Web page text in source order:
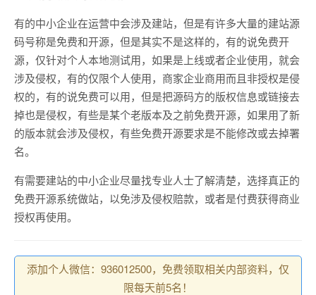
有的中小企业在运营中会涉及建站，但是有许多大量的建站源
码号称是免费和开源，但是其实不是这样的，有的说免费开
源，仅针对个人本地测试用，如果是上线或者企业使用，就会
涉及侵权，有的仅限个人使用，商家企业商用而且非授权是侵
权的，有的说免费可以用，但是把源码方的版权信息或链接去
掉也是侵权，有些是某个老版本及之前免费开源，如果用了新
的版本就会涉及侵权，有些免费开源要求是不能修改或去掉署
名。
有需要建站的中小企业尽量找专业人士了解清楚，选择真正的
免费开源系统做站，以免涉及侵权赔款，或者是付费获得商业
授权再使用。
添加个人微信：936012500，免费领取相关内部资料，仅
限每天前5名！